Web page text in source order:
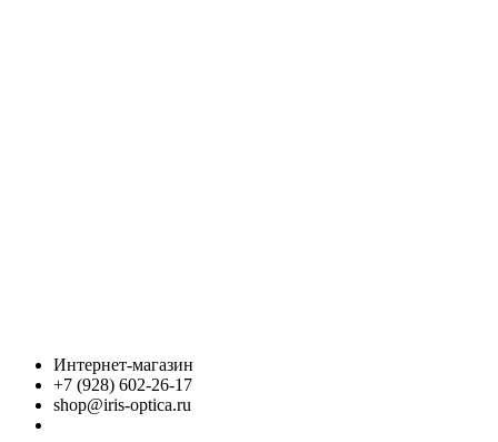
Интернет-магазин
+7 (928) 602-26-17
shop@iris-optica.ru